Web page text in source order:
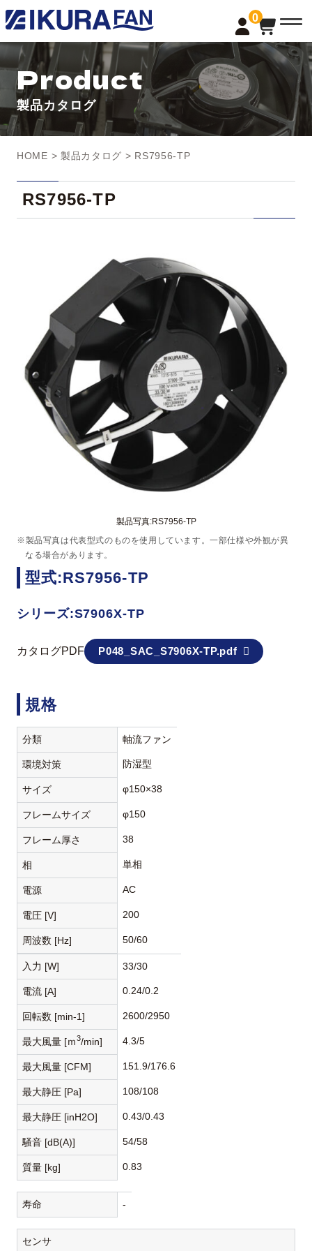
0
t
o
g
l
e
a
v
i
g
a
n
Product
製品カタログ
HOME > 製品カタログ > RS7956-TP
RS7956-TP
製品写真:RS7956-TP
※製品写真は代表型式のものを使用しています。一部仕様や外観が異
なる場合があります。
型式:RS7956-TP
シリーズ:S7906X-TP
カタログPDF P048_SAC_S7906X-TP.pdf
規格
分類 軸流ファン
環境対策 防湿型
サイズ φ150×38
フレームサイズ φ150
フレーム厚さ 38
相 単相
電源 AC
電圧 [V] 200
周波数 [Hz] 50/60
入力 [W] 33/30
電流 [A] 0.24/0.2
回転数 [min-1] 2600/2950
最大風量 [ｍ3/min] 4.3/5
最大風量 [CFM] 151.9/176.6
最大静圧 [Pa] 108/108
最大静圧 [inH2O] 0.43/0.43
騒音 [dB(A)] 54/58
質量 [kg] 0.83
寿命 -
センサ